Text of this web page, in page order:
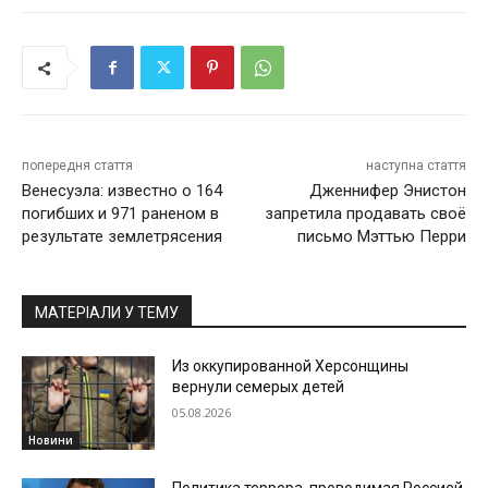
попередня стаття
Венесуэла: известно о 164
погибших и 971 раненом в
результате землетрясения
наступна стаття
Дженнифер Энистон
запретила продавать своё
письмо Мэттью Перри
МАТЕРІАЛИ У ТЕМУ
Новини
Из оккупированной Херсонщины
вернули семерых детей
05.08.2026